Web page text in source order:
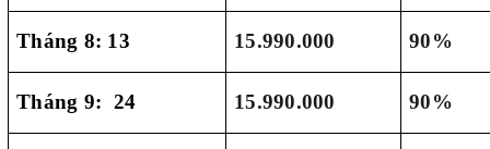
Tháng 8: 13 15.990.000 90%
Tháng 9: 24 15.990.000 90%